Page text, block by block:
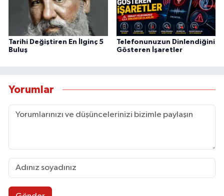
Tarihi Değiştiren En İlginç 5
Buluş
Telefonunuzun Dinlendiğini
Gösteren İşaretler
Yorumlar